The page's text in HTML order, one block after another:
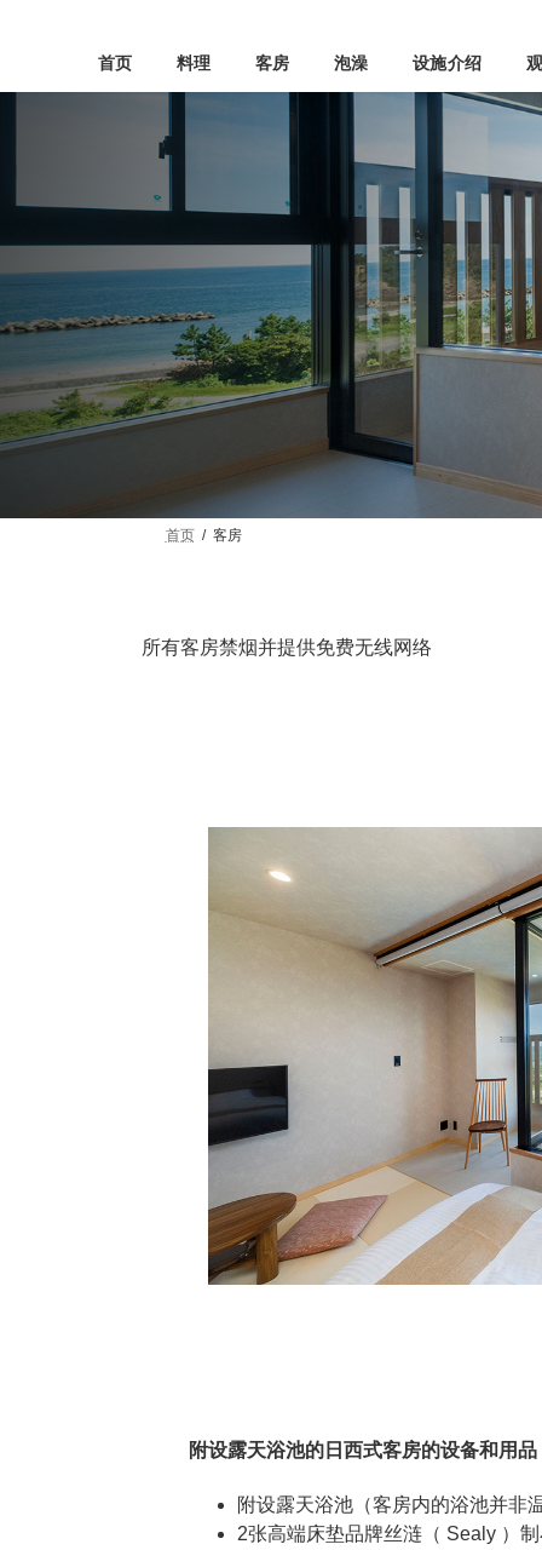
首页 料理 客房 泡澡 设施介绍
首页 客房
所有客房禁烟并提供免费无线网络
附设露天浴池的日西式客房的设备和用品
附设露天浴池（客房内的浴池并非
2张高端床垫品牌丝涟（ Sealy ）